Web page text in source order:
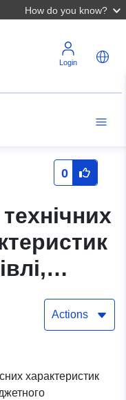
How do you know?
Login
0
Actions
характеристик